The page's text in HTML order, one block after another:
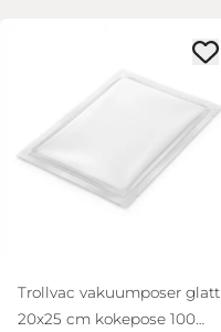
Trollvac vakuumposer glatt
20x25 cm kokepose 100